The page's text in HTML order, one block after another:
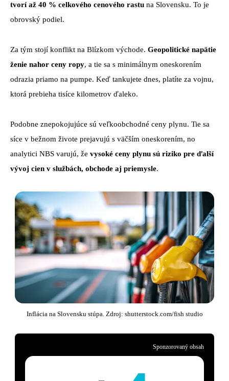
tvorí až 40 % celkového cenového rastu na Slovensku. To je
obrovský podiel.
Za tým stojí konflikt na Blízkom východe. Geopolitické napätie
ženie nahor ceny ropy, a tie sa s minimálnym oneskorením
odrazia priamo na pumpe. Keď tankujete dnes, platíte za vojnu,
ktorá prebieha tisíce kilometrov ďaleko.
Podobne znepokojujúce sú veľkoobchodné ceny plynu. Tie sa
síce v bežnom živote prejavujú s väčším oneskorením, no
analytici NBS varujú, že vysoké ceny plynu sú riziko pre ďalší
vývoj cien v službách, obchode aj priemysle.
Inflácia na Slovensku stúpa. Zdroj: shutterstock.com/fish studio
Sponzorovaný obsah